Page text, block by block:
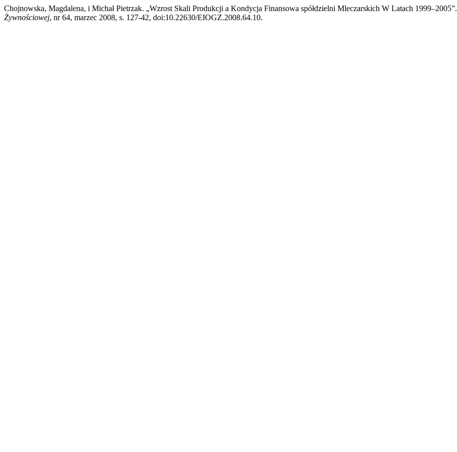
Chojnowska, Magdalena, i Michał Pietrzak. „Wzrost Skali Produkcji a Kondycja Finansowa spółdzielni Mleczarskich W Latach 1999–2005”.
Żywnościowej, nr 64, marzec 2008, s. 127-42, doi:10.22630/EIOGZ.2008.64.10.